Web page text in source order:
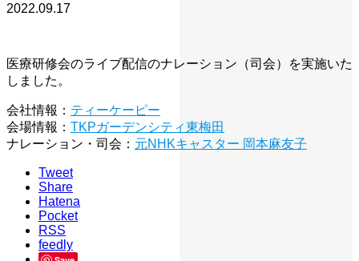
2022.09.17
医療研修会のライブ配信のナレーション（司会）を実施いた
しました。
会社情報： ティーケーピー
会場情報： TKPガーデンシティ東梅田
ナレーション・司会： 元NHKキャスター 岡本麻友子
Tweet
Share
Hatena
Pocket
RSS
feedly